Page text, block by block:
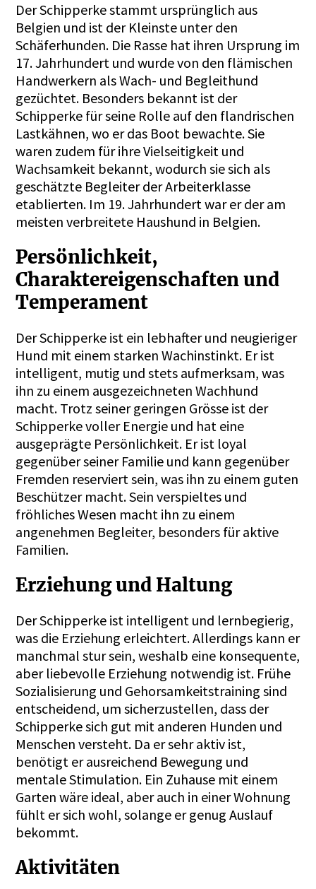
Der Schipperke stammt ursprünglich aus
Belgien und ist der Kleinste unter den
Schäferhunden. Die Rasse hat ihren Ursprung im
17. Jahrhundert und wurde von den flämischen
Handwerkern als Wach- und Begleithund
gezüchtet. Besonders bekannt ist der
Schipperke für seine Rolle auf den flandrischen
Lastkähnen, wo er das Boot bewachte. Sie
waren zudem für ihre Vielseitigkeit und
Wachsamkeit bekannt, wodurch sie sich als
geschätzte Begleiter der Arbeiterklasse
etablierten. Im 19. Jahrhundert war er der am
meisten verbreitete Haushund in Belgien.
Persönlichkeit,
Charaktereigenschaften und
Temperament
Der Schipperke ist ein lebhafter und neugieriger
Hund mit einem starken Wachinstinkt. Er ist
intelligent, mutig und stets aufmerksam, was
ihn zu einem ausgezeichneten Wachhund
macht. Trotz seiner geringen Grösse ist der
Schipperke voller Energie und hat eine
ausgeprägte Persönlichkeit. Er ist loyal
gegenüber seiner Familie und kann gegenüber
Fremden reserviert sein, was ihn zu einem guten
Beschützer macht. Sein verspieltes und
fröhliches Wesen macht ihn zu einem
angenehmen Begleiter, besonders für aktive
Familien.
Erziehung und Haltung
Der Schipperke ist intelligent und lernbegierig,
was die Erziehung erleichtert. Allerdings kann er
manchmal stur sein, weshalb eine konsequente,
aber liebevolle Erziehung notwendig ist. Frühe
Sozialisierung und Gehorsamkeitstraining sind
entscheidend, um sicherzustellen, dass der
Schipperke sich gut mit anderen Hunden und
Menschen versteht. Da er sehr aktiv ist,
benötigt er ausreichend Bewegung und
mentale Stimulation. Ein Zuhause mit einem
Garten wäre ideal, aber auch in einer Wohnung
fühlt er sich wohl, solange er genug Auslauf
bekommt.
Aktivitäten